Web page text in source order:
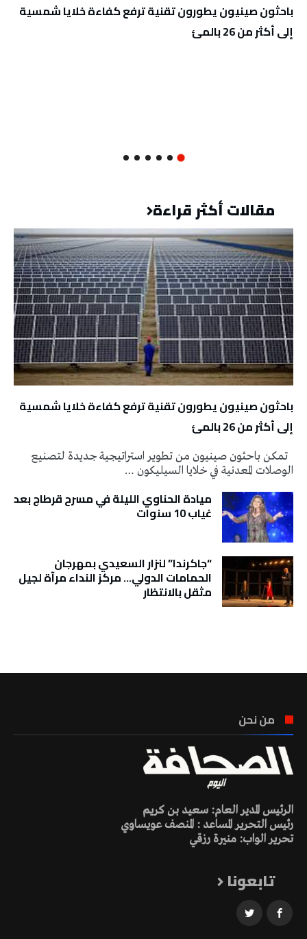
باحثون صينيون يطورون تقنية ترفع كفاءة خلايا شمسية
إلى أكثر من 26 بالمئ
مقالات أكثر قراءة
باحثون صينيون يطورون تقنية ترفع كفاءة خلايا شمسية
إلى أكثر من 26 بالمئ
تمكن باحثون صينيون من تطوير استراتيجية جديدة لتصنيع
الوصلات المعدنية في خلايا السيليكون …
ميادة الحناوي الليلة في مسرح قرطاج بعد
غياب 10 سنوات
“جاكرندا” لنزار السعيدي بمهرجان
الحمامات الدولي… مركز النداء مرآة لجيل
مثقل بالانتظار
من نحن
الرئيس المدير العام: سعيد بن كريم
رئيس التحرير المساعد : المنصف عويساوي
تحرير الواب: منيرة رزقي
تابعونا